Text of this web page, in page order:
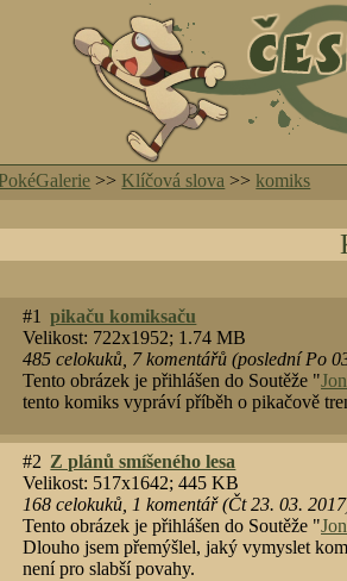
>>Klíčová slova >>komiks
#1
pikaču komiksaču
Velikost: 722x1952; 1.74 MB
485 celokuků 7komentářů (poslední Po
Tento obrázek je přihlášen do Soutěže "
tento komiks vypráví příběh o pikačově
#2 Z plánů smíšeného lesa
Velikost: 517x1642; 445 KB
168 celokuků 1 komentář (Čt 23. 03.
Tento obrázek je přihlášen do Soutěže "
Dlouho jsem přemýšlel, jaký vymyslet
není pro slabší povahy.